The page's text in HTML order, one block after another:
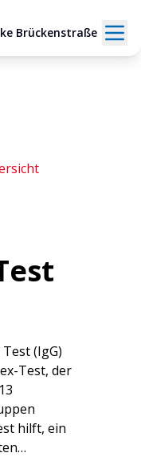
Brückenstraße
(IgG)
Test, der
hilft, ein